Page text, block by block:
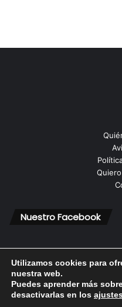
Nuestro Facebook
© Copyright 2026,
Utilizamos cookies para
nuestra web.
Puedes aprender más
desactivarlas en los